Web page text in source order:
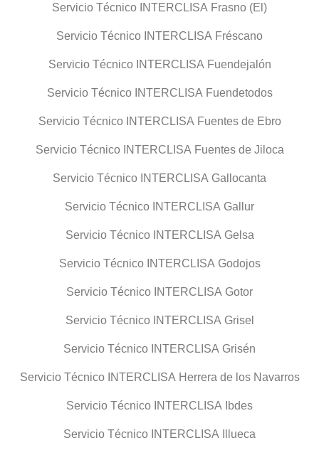
Servicio Técnico INTERCLISA Frasno (El)
Servicio Técnico INTERCLISA Fréscano
Servicio Técnico INTERCLISA Fuendejalón
Servicio Técnico INTERCLISA Fuendetodos
Servicio Técnico INTERCLISA Fuentes de Ebro
Servicio Técnico INTERCLISA Fuentes de Jiloca
Servicio Técnico INTERCLISA Gallocanta
Servicio Técnico INTERCLISA Gallur
Servicio Técnico INTERCLISA Gelsa
Servicio Técnico INTERCLISA Godojos
Servicio Técnico INTERCLISA Gotor
Servicio Técnico INTERCLISA Grisel
Servicio Técnico INTERCLISA Grisén
Servicio Técnico INTERCLISA Herrera de los Navarros
Servicio Técnico INTERCLISA Ibdes
Servicio Técnico INTERCLISA Illueca